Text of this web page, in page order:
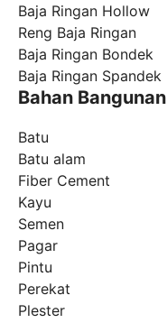
Baja Ringan Hollow
Reng Baja Ringan
Baja Ringan Bondek
Baja Ringan Spandek
Bahan Bangunan
Batu
Batu alam
Fiber Cement
Kayu
Semen
Pagar
Pintu
Perekat
Plester